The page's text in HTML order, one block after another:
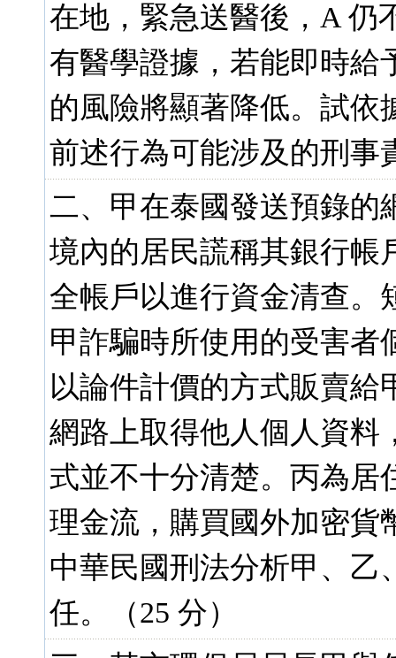
在地，緊急送醫後，A 仍
有醫學證據，若能即時給
的風險將顯著降低。試依
前述行為可能涉及的刑事
二、甲在泰國發送預錄的
境內的居民謊稱其銀行帳
全帳戶以進行資金清查。
甲詐騙時所使用的受害者
以論件計價的方式販賣
網路上取得他人個人資料
式並不十分清楚。丙為居
理金流，購買國外加密貨
中華民國刑法分析甲、乙
任。（25 分）